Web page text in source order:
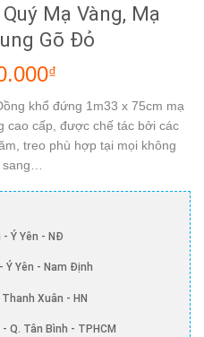
Mạ Vàng, Mạ
Gõ Đỏ
₫
khổ đứng 1m33 x 75cm mạ
cao cấp, được chế tác bởi các
treo phù hợp tại mọi không
Ý Yên - NĐ
Ý Yên - Nam Định
Xuân - HN
Q. Tân Bình - TPHCM